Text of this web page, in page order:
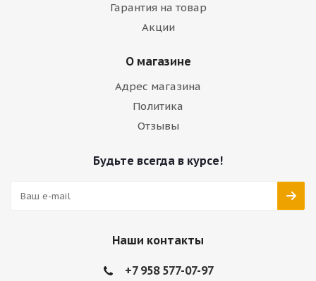
Гарантия на товар
Акции
О магазине
Адрес магазина
Политика
Отзывы
Будьте всегда в курсе!
Наши контакты
+7 958 577-07-97